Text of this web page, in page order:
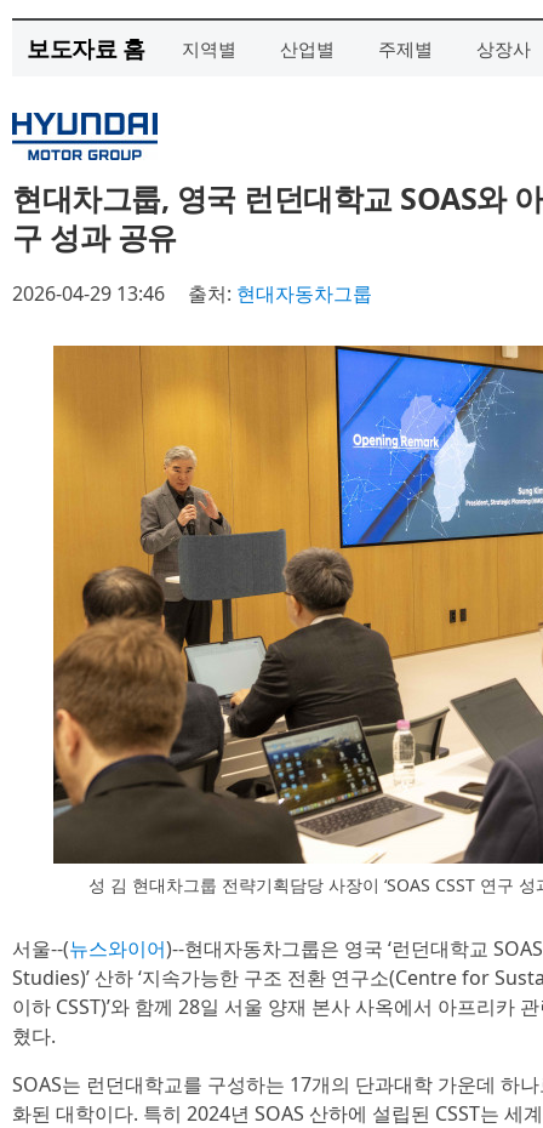
보도자료 홈 지역별 산업별 주제별 상장사
현대차그룹, 영국 런던대학교 SOAS와
구 성과 공유
2026-04-29 13:46 출처: 현대자동차그룹
성 김 현대차그룹 전략기획담당 사장이 ‘SOAS CSST 연구
서울--(뉴스와이어)--현대자동차그룹은 영국 ‘런던대학교
Studies)’ 산하 ‘지속가능한 구조 전환 연구소(Centre for
이하 CSST)’와 함께 28일 서울 양재 본사 사옥에서 아프리카
혔다.
SOAS는 런던대학교를 구성하는 17개의 단과대학 가운데 하
화된 대학이다. 특히 2024년 SOAS 산하에 설립된 CSST는 세